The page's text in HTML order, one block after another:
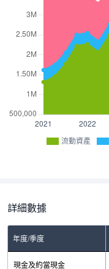
流動資產
詳細數據
年度/季度2025-Q3
現金及約當現金
462,937